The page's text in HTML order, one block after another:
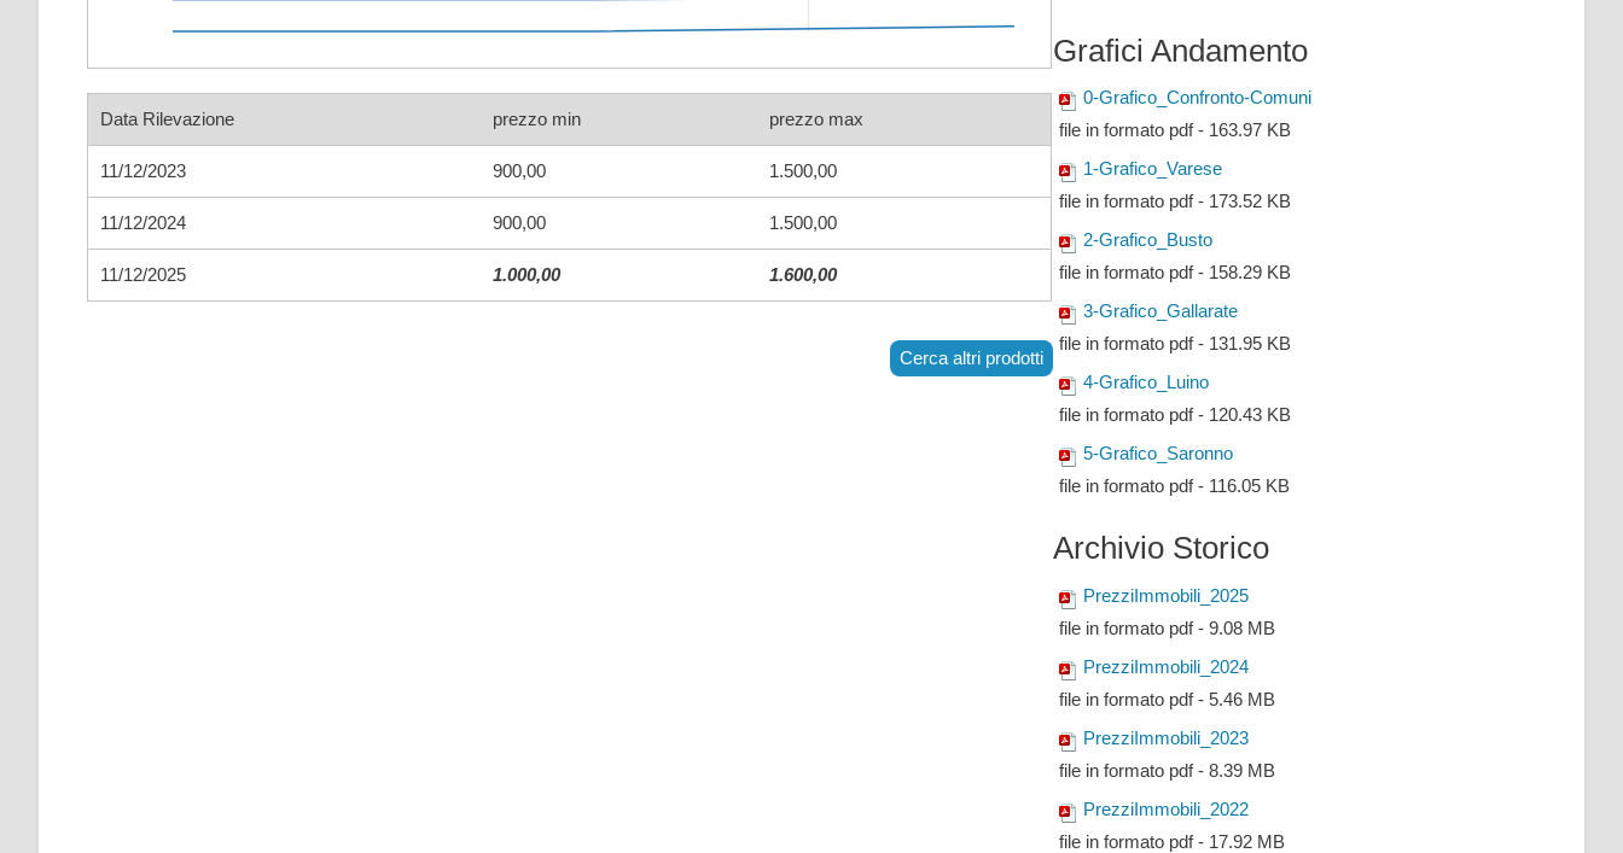
Data Rilevazione prezzo min prezzo max
11/12/2023 900,00 1.500,00
11/12/2024 900,00 1.500,00
11/12/2025 1.000,00 1.600,00
Cerca altri prodotti
Grafici Andamento
0-Grafico_Confronto-Comuni
file in formato pdf - 163.97 KB
1-Grafico_Varese
file in formato pdf - 173.52 KB
2-Grafico_Busto
file in formato pdf - 158.29 KB
3-Grafico_Gallarate
file in formato pdf - 131.95 KB
4-Grafico_Luino
file in formato pdf - 120.43 KB
5-Grafico_Saronno
file in formato pdf - 116.05 KB
Archivio Storico
PrezziImmobili_2025
file in formato pdf - 9.08 MB
PrezziImmobili_2024
file in formato pdf - 5.46 MB
PrezziImmobili_2023
file in formato pdf - 8.39 MB
PrezziImmobili_2022
file in formato pdf - 17.92 MB